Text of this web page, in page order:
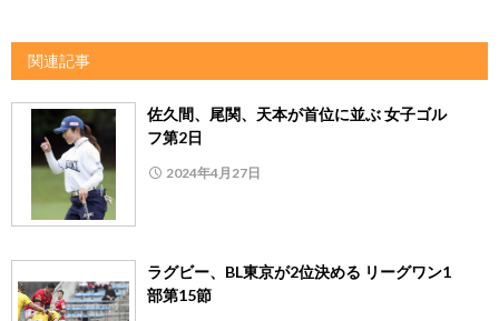
関連記事
佐久間、尾関、天本が首位に並ぶ 女子ゴル
フ第2日
2024年4月27日
ラグビー、BL東京が2位決める リーグワン1
部第15節